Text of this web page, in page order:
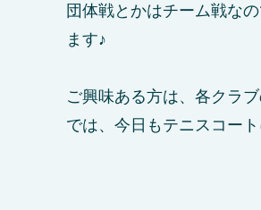
団体戦とかはチーム戦な
ます♪
ご興味ある方は、各クラ
では、今日もテニスコー